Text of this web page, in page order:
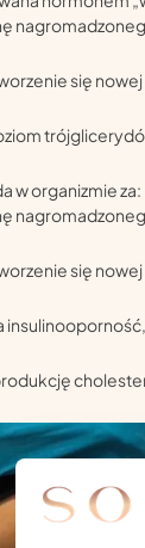
się
w organizmie za:
się
insulinooporność,